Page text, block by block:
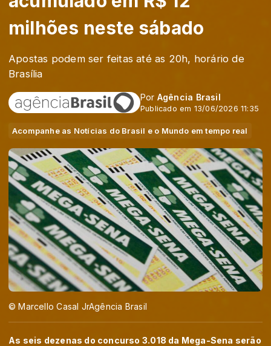
milhões neste sábado
Apostas podem ser feitas até as 20h, horário de
Brasília
Por Agência Brasil
Publicado em 13/06/2026 11:35
Acompanhe as Notícias do Brasil e o Mundo em tempo real
© Marcello Casal JrAgência Brasil
As seis dezenas do concurso 3.018 da Mega-Sena serão